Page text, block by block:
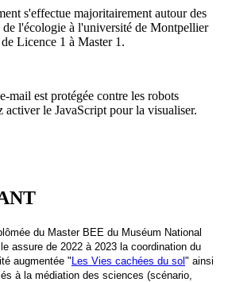
s'effectue majoritairement autour des
de l'écologie à l'université de Montpellier
Licence 1 à Master 1.
mail est protégée contre les robots
activer le JavaScript pour la visualiser.
du Master BEE du Muséum National
assure de 2022 à 2023 la coordination du
augmentée "Les Vies cachées du sol" ainsi
à la médiation des sciences (scénario,